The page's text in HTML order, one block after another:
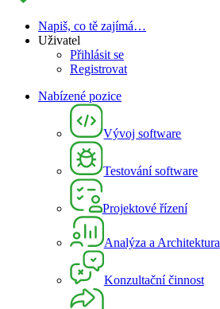
Napiš, co tě zajímá…
Uživatel
Přihlásit se
Registrovat
Nabízené pozice
Vývoj software
Testování software
Projektové řízení
Analýza a Architektura
Konzultační činnost